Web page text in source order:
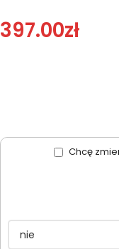
397.00zł
Chcę